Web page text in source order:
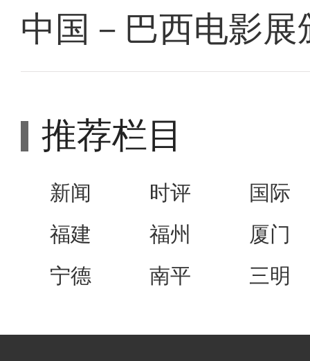
中国－巴西电影
推荐栏目
新闻 时评
国际
福建
福州
厦门
宁德
南平 三明